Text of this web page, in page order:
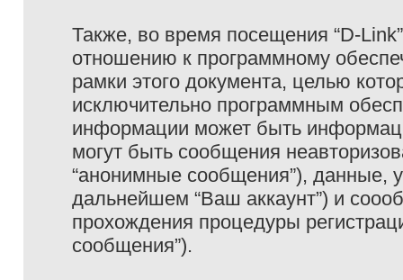
Также, во время посещения “D-
отношению к программному
рамки этого документа, целью
исключительно программным
информации может быть
могут быть сообщения
“анонимные сообщения”), данные,
дальнейшем “Ваш аккаунт”) и
прохождения процедуры
сообщения”).